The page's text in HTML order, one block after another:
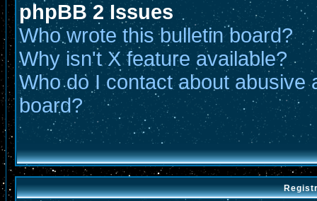
phpBB 2 Issues
Who wrote this bulletin board?
Why isn't X feature available?
Who do I contact about abusive
board?